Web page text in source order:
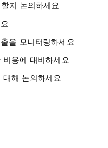
지 논의하세요
을 모니터링하세요
비용에 대비하세요
대해 논의하세요